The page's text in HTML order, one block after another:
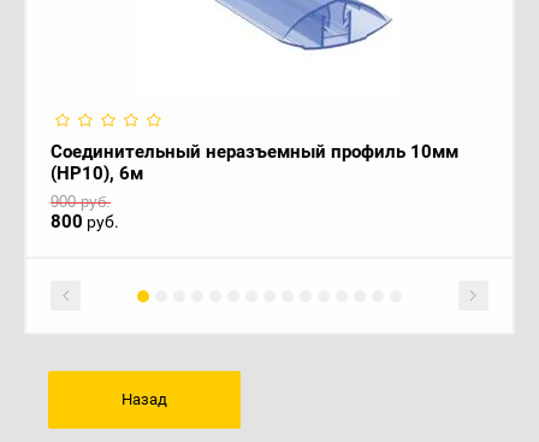
Соединительный неразъемный профиль 10мм
(НР10), 6м
900руб.
800 руб.
Назад